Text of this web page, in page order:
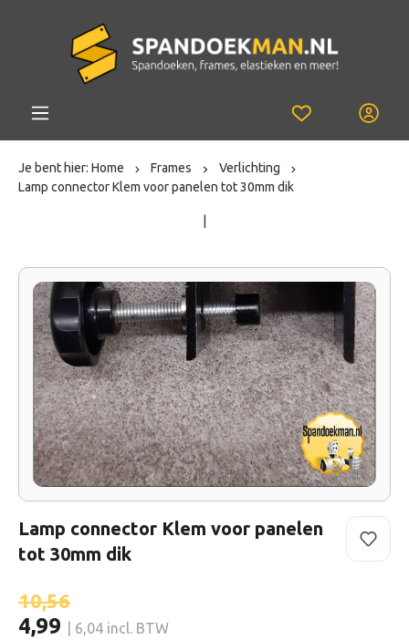
Je bent hier: Home Frames
Verlichting
Lamp connector Klem voor panelen tot 30mm dik
Lamp connector Klem voor panelen
tot 30mm dik
4,99 | 6,04 incl. BTW
10,56